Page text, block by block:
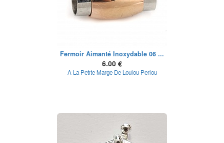
Fermoir Aimanté Inoxydable 06 ...
6.00 €
A La Petite Marge De Loulou Perlou